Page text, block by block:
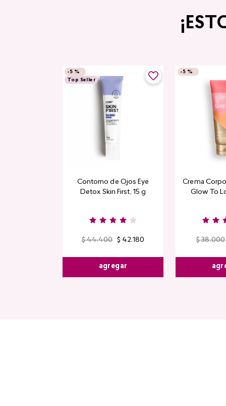
-5 %
Top Seller
Contorno de Ojos Eye
Detox Skin First, 15 g
$ 44.400 $ 42.180
agregar
-5 %
Crema
Glow To
$ 38.000